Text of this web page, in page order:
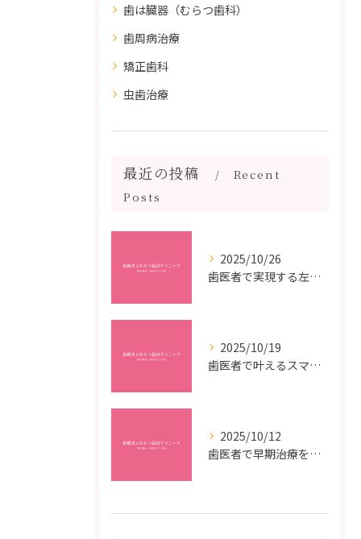
歯は臓器（むらつ歯科）
歯周病治療
矯正歯科
虫歯治療
最近の投稿
Recent
Posts
2025/10/26
歯医者で実現する左右対称治療のポイントと矯正治療選びの疑問解決ガイド
2025/10/19
歯医者で叶えるスマイルメイクオーバーなら福岡県福岡市博多区博多駅前の最新矯正治療解説
2025/10/12
歯医者で早期治療を受けるメリットと虫歯悪化を防ぐ最短ステップ